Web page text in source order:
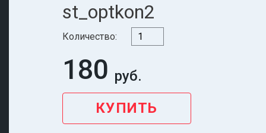
st_optkon2
Количество:
180